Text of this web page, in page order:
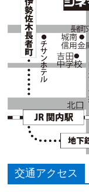
交通アクセス